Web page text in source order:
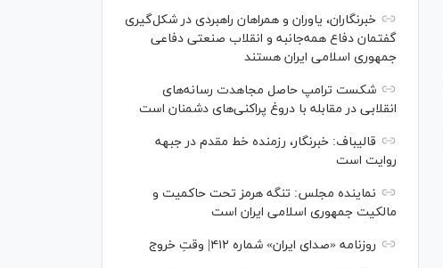
خبرنگاران، یاوران و همراهان راهبردی در شکل‌گیری
گفتمان دفاع همه‌جانبه و انقلاب صنعتی دفاعی
جمهوری اسلامی ایران هستند
شکست ترامپ حاصل مجاهدت رسانه‌های
انقلابی در مقابله با دروغ پراکنی‌های دشمنان است
قالیباف: خبرنگار، رزمنده خط مقدم در جبهه
روایت است
نماینده مجلس: تنگه هرمز تحت حاکمیت و
مالکیت جمهوری اسلامی ایران است
روزنامه «صدای ایران» شماره ۴۱۲| وقتِ خروج